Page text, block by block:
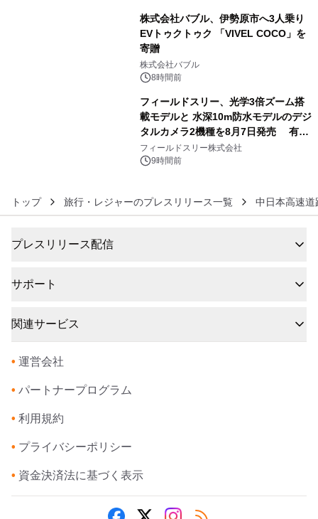
株式会社バブル、伊勢原市へ3人乗り
EVトゥクトゥク 「VIVEL COCO」を
寄贈
株式会社バブル
8時間前
フィールドスリー、光学3倍ズーム搭
載モデルと 水深10m防水モデルのデジ
タルカメラ2機種を8月7日発売 有効
約1300万画素、用途別に選べるコンデ
ジ新登場
フィールドスリー株式会社
9時間前
トップ 旅行・レジャーのプレスリリース一覧 中日本高速道
プレスリリース配信
サポート
関連サービス
• 運営会社
• パートナープログラム
• 利用規約
• プライバシーポリシー
• 資金決済法に基づく表示